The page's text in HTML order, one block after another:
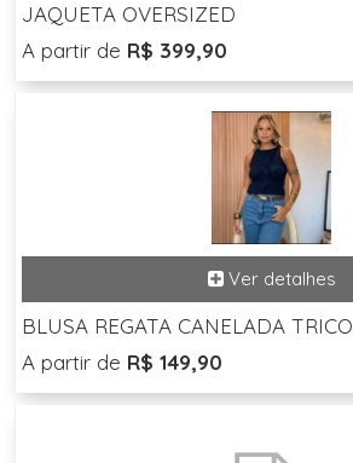
JAQUETA OVERSIZED
A partir de R$ 399,90
BLUSA REGATA CANELADA TRICO
A partir de R$ 149,90